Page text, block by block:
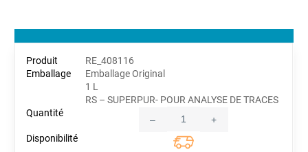
RE_408116
Emballage Original
1 L
RS – SUPERPUR- POUR ANALYSE DE TRACES
Quantity
– +